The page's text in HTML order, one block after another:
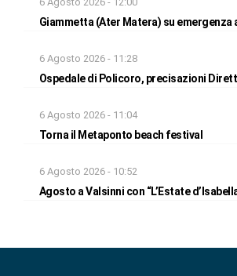
Giammetta (Ater Matera) su emergenza
6 Agosto 2026 - 11:28
Ospedale di Policoro, precisazioni
6 Agosto 2026 - 11:04
Torna il Metaponto beach festival
6 Agosto 2026 - 10:52
Agosto a Valsinni con “L’Estate